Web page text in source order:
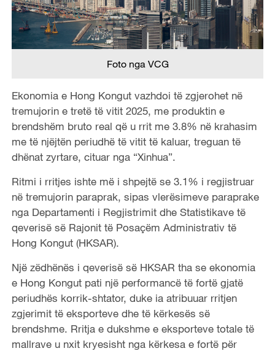
Foto nga VCG
Ekonomia e Hong Kongut vazhdoi të zgjerohet në
tremujorin e tretë të vitit 2025, me produktin e
brendshëm bruto real që u rrit me 3.8% në krahasim
me të njëjtën periudhë të vitit të kaluar, treguan të
dhënat zyrtare, cituar nga “Xinhua”.
Ritmi i rritjes ishte më i shpejtë se 3.1% i regjistruar
në tremujorin paraprak, sipas vlerësimeve paraprake
nga Departamenti i Regjistrimit dhe Statistikave të
qeverisë së Rajonit të Posaçëm Administrativ të
Hong Kongut (HKSAR).
Një zëdhënës i qeverisë së HKSAR tha se ekonomia
e Hong Kongut pati një performancë të fortë gjatë
periudhës korrik-shtator, duke ia atribuuar rritjen
zgjerimit të eksporteve dhe të kërkesës së
brendshme. Rritja e dukshme e eksporteve totale të
mallrave u nxit kryesisht nga kërkesa e fortë për